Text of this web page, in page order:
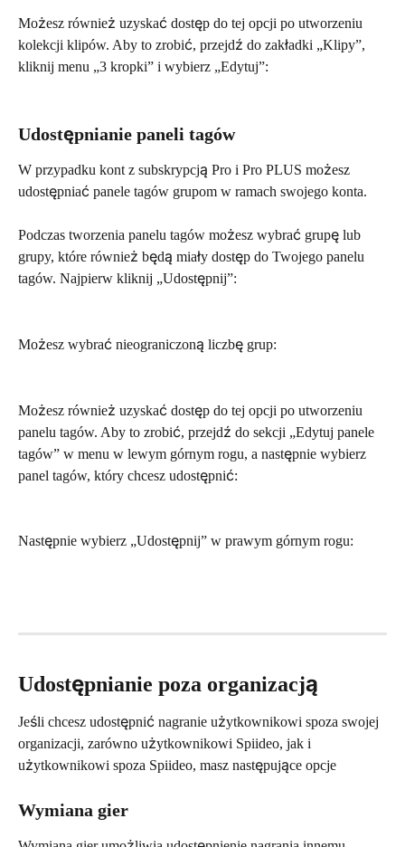
Możesz również uzyskać dostęp do tej opcji po utworzeniu
kolekcji klipów. Aby to zrobić, przejdź do zakładki „Klipy”,
kliknij menu „3 kropki” i wybierz „Edytuj”:
Udostępnianie paneli tagów
W przypadku kont z subskrypcją Pro i Pro PLUS możesz
udostępniać panele tagów grupom w ramach swojego konta.
Podczas tworzenia panelu tagów możesz wybrać grupę lub
grupy, które również będą miały dostęp do Twojego panelu
tagów. Najpierw kliknij „Udostępnij”:
Możesz wybrać nieograniczoną liczbę grup:
Możesz również uzyskać dostęp do tej opcji po utworzeniu
panelu tagów. Aby to zrobić, przejdź do sekcji „Edytuj panele
tagów” w menu w lewym górnym rogu, a następnie wybierz
panel tagów, który chcesz udostępnić:
Następnie wybierz „Udostępnij” w prawym górnym rogu:
Udostępnianie poza organizacją
Jeśli chcesz udostępnić nagranie użytkownikowi spoza swojej
organizacji, zarówno użytkownikowi Spiideo, jak i
użytkownikowi spoza Spiideo, masz następujące opcje
Wymiana gier